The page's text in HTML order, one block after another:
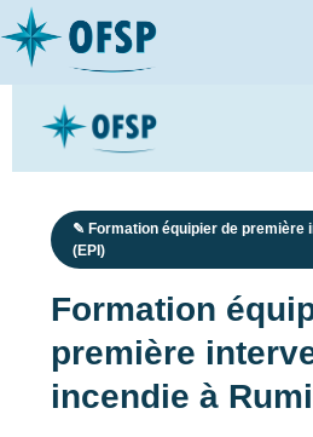
✎ Formation équipier de première
(EPI)
Formation
première
incendie à